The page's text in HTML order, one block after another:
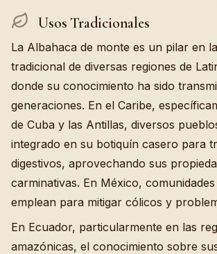
Usos Tradicionales
La Albahaca de monte es un pilar en
tradicional de diversas regiones de
donde su conocimiento ha sido
generaciones. En el Caribe,
de Cuba y las Antillas, diversos
integrado en su botiquín casero para
digestivos, aprovechando sus
carminativas. En México,
emplean para mitigar cólicos y
En Ecuador, particularmente en las
amazónicas, el conocimiento sobre